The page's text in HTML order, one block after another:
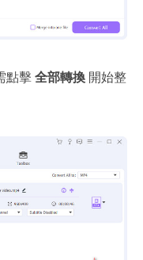
點擊全部轉換 開始整